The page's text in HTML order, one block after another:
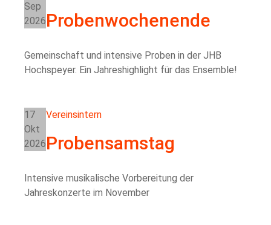
Sep
2026Probenwochenende
Gemeinschaft und intensive Proben in der JHB
Hochspeyer. Ein Jahreshighlight für das Ensemble!
17
Okt
2026
Vereinsintern
Probensamstag
Intensive musikalische Vorbereitung der
Jahreskonzerte im November